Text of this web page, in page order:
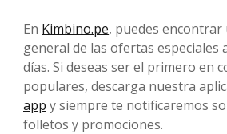
En Kimbino.pe, puedes encontrar
general de las ofertas especiales
días. Si deseas ser el primero en
populares, descarga nuestra
app y siempre te notificaremos
folletos y promociones.